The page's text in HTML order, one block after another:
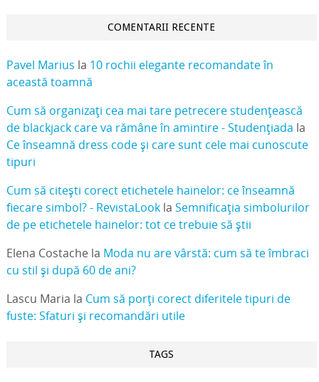
COMENTARII RECENTE
Pavel Marius la 10 rochii elegante recomandate în
această toamnă
Cum să organizați cea mai tare petrecere studențească
de blackjack care va rămâne în amintire - Studențiada la
Ce înseamnă dress code și care sunt cele mai cunoscute
tipuri
Cum să citești corect etichetele hainelor: ce înseamnă
fiecare simbol? - RevistaLookla Semnificația simbolurilor
de pe etichetele hainelor: tot ce trebuie să știi
Elena Costachela Moda nu are vârstă: cum să te îmbraci
cu stil și după 60 de ani?
Lascu Maria la Cum să porți corect diferitele tipuri de
fuste: Sfaturi și recomandări utile
TAGS